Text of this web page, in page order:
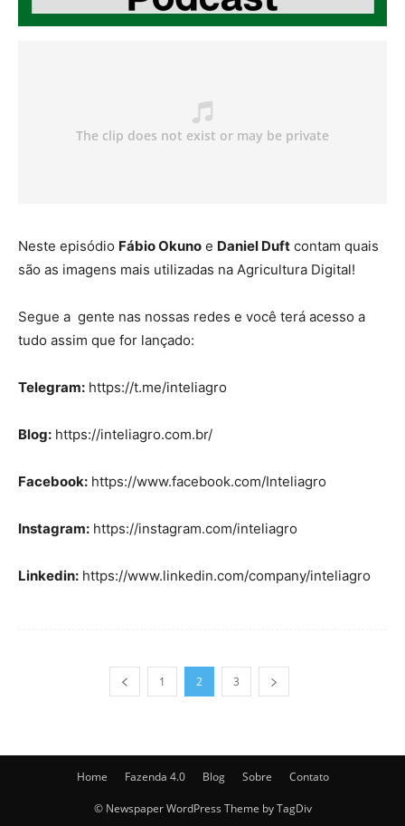
Neste episódio Fábio Okuno e Daniel Duft contam quais
são as imagens mais utilizadas na Agricultura Digital!
Segue a gente nas nossas redes e você terá acesso a
tudo assim que for lançado:
Telegram: https://t.me/inteliagro
Blog: https://inteliagro.com.br/
Facebook: https://www.facebook.com/Inteliagro
Instagram: https://instagram.com/inteliagro
Linkedin: https://www.linkedin.com/company/inteliagro
1 2 3
Home Fazenda 4.0 Blog Sobre Contato
© Newspaper WordPress Theme by TagDiv